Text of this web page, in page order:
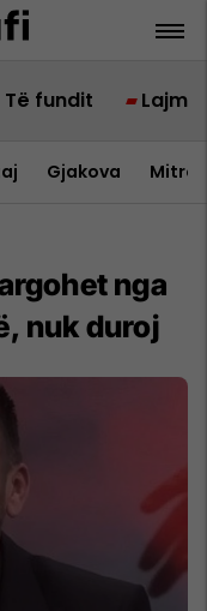
Të fundit Lajme
Gjakova
nga
nuk duroj